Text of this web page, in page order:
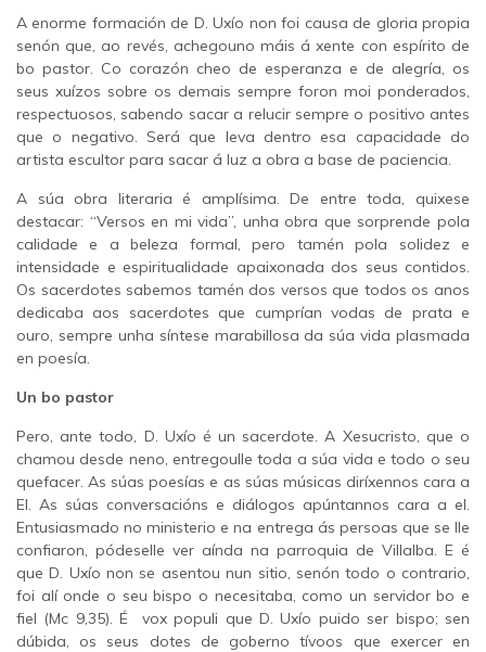
A enorme formación de D. Uxío non foi causa de gloria propia
senón que, ao revés, achegouno máis á xente con espírito de
bo pastor. Co corazón cheo de esperanza e de alegría, os
seus xuízos sobre os demais sempre foron moi ponderados,
respectuosos, sabendo sacar a relucir sempre o positivo antes
que o negativo. Será que leva dentro esa capacidade do
artista escultor para sacar á luz a obra a base de paciencia.
A súa obra literaria é amplísima. De entre toda, quixese
destacar: “Versos en mi vida”, unha obra que sorprende pola
calidade e a beleza formal, pero tamén pola solidez e
intensidade e espiritualidade apaixonada dos seus contidos.
Os sacerdotes sabemos tamén dos versos que todos os anos
dedicaba aos sacerdotes que cumprían vodas de prata e
ouro, sempre unha síntese marabillosa da súa vida plasmada
en poesía.
Un bo pastor
Pero, ante todo, D. Uxío é un sacerdote. A Xesucristo, que o
chamou desde neno, entregoulle toda a súa vida e todo o seu
quefacer. As súas poesías e as súas músicas diríxennos cara a
El. As súas conversacións e diálogos apúntannos cara a el.
Entusiasmado no ministerio e na entrega ás persoas que se lle
confiaron, pódeselle ver aínda na parroquia de Villalba. E é
que D. Uxío non se asentou nun sitio, senón todo o contrario,
foi alí onde o seu bispo o necesitaba, como un servidor bo e
fiel (Mc 9,35). É vox populi que D. Uxío puido ser bispo; sen
dúbida, os seus dotes de goberno tívoos que exercer en